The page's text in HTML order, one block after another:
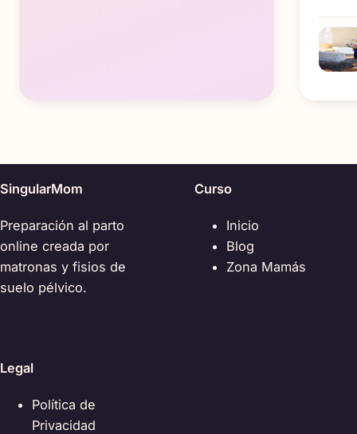
SingularMom
Preparación al parto
online creada por
matronas y fisios de
suelo pélvico.
Curso
Inicio
Blog
Zona Mamás
Legal
Política de
Privacidad